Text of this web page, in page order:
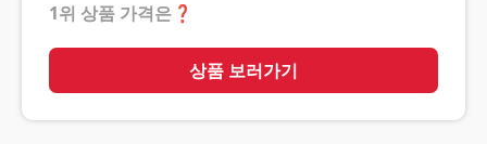
1위 상품 가격은 ❓
상품 보러가기